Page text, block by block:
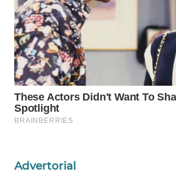
Advertorial
WAHANA
HEALTH
WAHANA
DESA
WISATA
LAPAK
WAHANA
Network